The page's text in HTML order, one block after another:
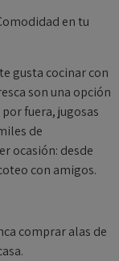
en tu
gusta cocinar con
son una opción
fuera, jugosas
de
ocasión: desde
con amigos.
comprar alas de